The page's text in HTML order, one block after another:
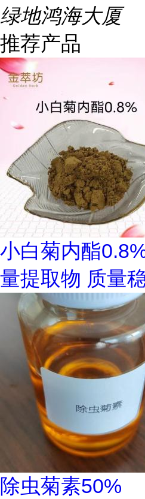
绿地鸿海大厦
推荐产品
小白菊内酯
量提取物 质量
除虫菊素50%